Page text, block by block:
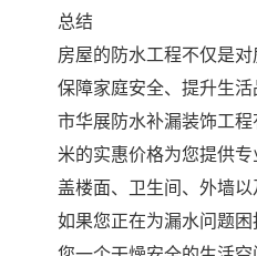
总结
房屋的防水工程不仅是
保障家庭安全、提升生
市华展防水补漏装饰工
米的实惠价格为您提供
盖楼面、卫生间、外墙以
如果您正在为漏水问题